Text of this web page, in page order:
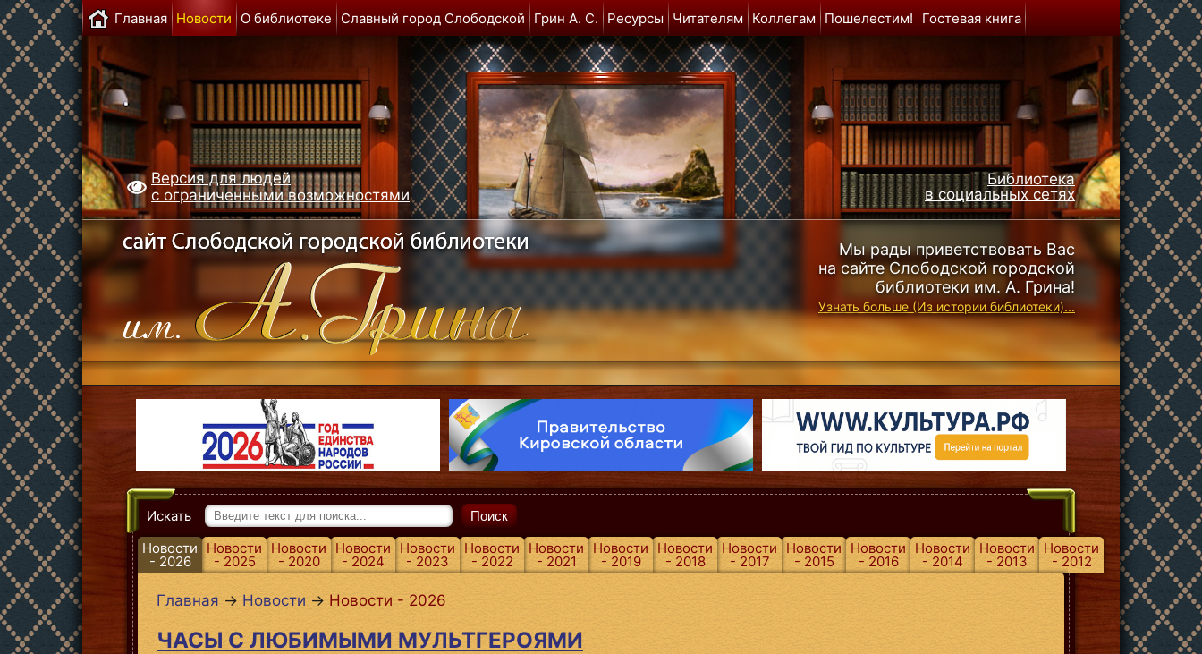
Главная Новости О библиотеке Славный город Слободской Грин А. С. Ресурсы Читателям Коллегам Пошелестим! Гостевая книга
Версия для людей
с ограниченными возможностями
Библиотека
в социальных сетях
Мы рады приветствовать Вас
на сайте Слободской городской
библиотеки им. А. Грина!
Узнать больше (Из истории библиотеки)...
Искать Поиск
Новости
- 2026
Новости
- 2025
Новости
- 2020
Новости
- 2024
Новости
- 2023
Новости
- 2022
Новости
- 2021
Новости
- 2019
Новости
- 2018
Новости
- 2017
Новости
- 2015
Новости
- 2016
Новости
- 2014
Новости
- 2013
Новости
- 2012
Главная → Новости → Новости - 2026
ЧАСЫ С ЛЮБИМЫМИ МУЛЬТГЕРОЯМИ